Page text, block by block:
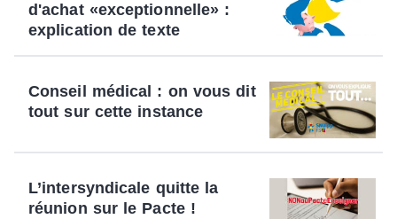
d'achat «exceptionnelle» :
explication de texte
Conseil médical : on vous dit
tout sur cette instance
L’intersyndicale quitte la
réunion sur le Pacte !